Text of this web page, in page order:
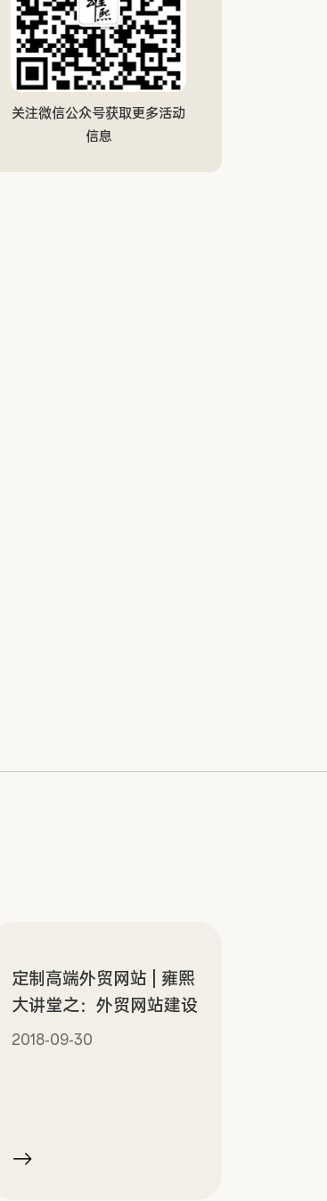
关注微信公众号获取更多活动
信息
定制高端外贸网站 | 雍熙
大讲堂之：外贸网站建设
2018-09-30